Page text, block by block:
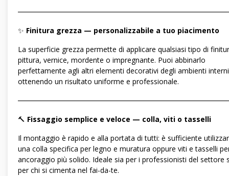
✨ Finitura grezza — personalizzabile a tuo piacimento
La superficie grezza permette di applicare qualsiasi tipo di
pittura, vernice, mordente o impregnante. Puoi abbinarlo
perfettamente agli altri elementi decorativi degli ambienti
ottenendo un risultato uniforme e professionale.
🔨 Fissaggio semplice e veloce — colla, viti o tasselli
Il montaggio è rapido e alla portata di tutti: è sufficiente
una colla specifica per legno e muratura oppure viti e tasselli
ancoraggio più solido. Ideale sia per i professionisti del settore
per chi si cimenta nel fai-da-te.